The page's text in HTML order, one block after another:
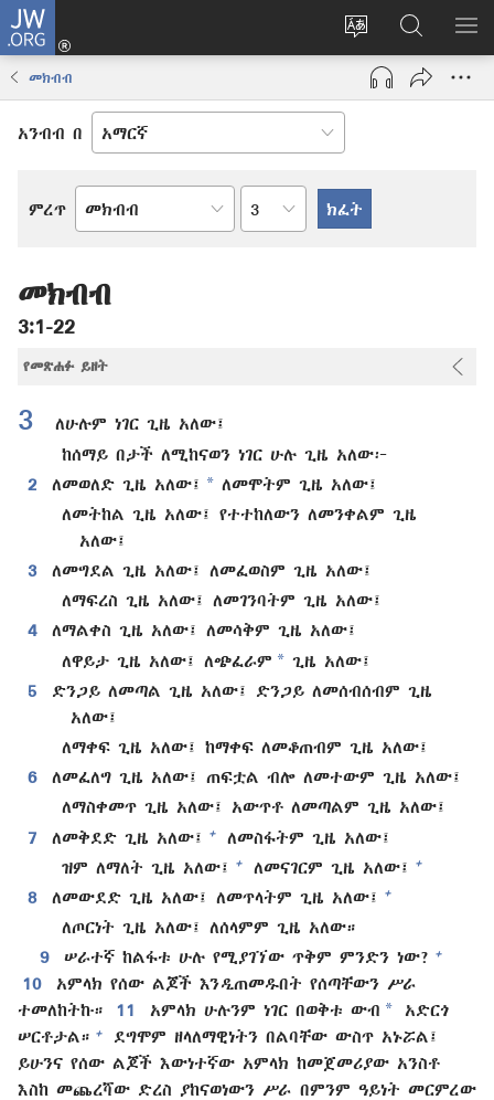
JW.ORG
የድረ
ገጹን
ቋንቋ
ግባ
(አዲስ
ዊንዶው
JW.ORG
ላይ
መፈለጊያ
መክብብ
አንብብ በ
ምረጥ
የመጽሐፍ
መጽሐፍ
በምዕራፍ
መክብብ
3:1-22
የመጽሐፉ ይዘት
3
ለሁሉም ነገር ጊዜ አለው፤
ከሰማይ በታች ለሚከናወን ነገር ሁሉ ጊዜ አለው፦
2
ለመወለድ ጊዜ አለው፤ * ለመሞትም ጊዜ አለው፤
ለመትከል ጊዜ አለው፤ የተተከለውን ለመንቀልም ጊዜ
አለው፤
3
ለመግደል ጊዜ አለው፤ ለመፈወስም ጊዜ አለው፤
ለማፍረስ ጊዜ አለው፤ ለመገንባትም ጊዜ አለው፤
4
ለማልቀስ ጊዜ አለው፤ ለመሳቅም ጊዜ አለው፤
ለዋይታ ጊዜ አለው፤ ለጭፈራም * ጊዜ አለው፤
5
ድንጋይ ለመጣል ጊዜ አለው፤ ድንጋይ ለመሰብሰብም ጊዜ
አለው፤
ለማቀፍ ጊዜ አለው፤ ከማቀፍ ለመቆጠብም ጊዜ አለው፤
6
ለመፈለግ ጊዜ አለው፤ ጠፍቷል ብሎ ለመተውም ጊዜ አለው፤
ለማስቀመጥ ጊዜ አለው፤ አውጥቶ ለመጣልም ጊዜ አለው፤
7
ለመቅደድ ጊዜ አለው፤ +
ለመስፋትም ጊዜ አለው፤
ዝም ለማለት ጊዜ አለው፤
+ ለመናገርም ጊዜ አለው፤ +
8 ለመውደድ ጊዜ አለው፤ ለመጥላትም ጊዜ አለው፤ +
ለጦርነት ጊዜ አለው፤ ለሰላምም ጊዜ አለው።
9
ሠራተኛ ከልፋቱ ሁሉ የሚያገኘው ጥቅም ምንድን ነው? +
10
አምላክ የሰው ልጆች እንዲጠመዱበት የሰጣቸውን ሥራ
ተመለከትኩ።
11 አምላክ ሁሉንም ነገር በወቅቱ ውብ *
አድርጎ
ሠርቶታል። +
ደግሞም ዘላለማዊነትን በልባቸው ውስጥ አኑሯል፤
ይሁንና የሰው ልጆች እውነተኛው አምላክ ከመጀመሪያው አንስቶ
እስከ መጨረሻው ድረስ ያከናወነውን ሥራ በምንም ዓይነት መርምረው